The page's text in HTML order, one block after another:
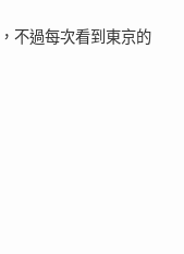
不過每次看到東京的